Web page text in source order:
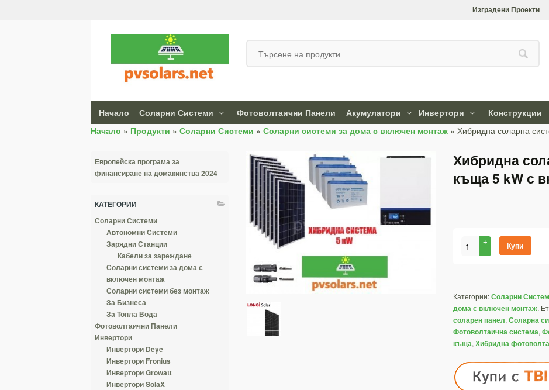
Изградени Проекти
Начало Соларни Системи Фотоволтаични Панели Акумулатори Инвертори Конструкции
Начало » Продукти »Соларни Системи »Соларни системи за дома с включен монтаж »Хибридна соларна
Хибридна
къща 5 kW с
Купи
Категории:Соларни
дома с включен монтаж.
соларен панел,Соларна
Фотоволтаична система,
къща,Хибридна
Европейска програма за
финансиране на домакинства 2024
КАТЕГОРИИ
Соларни Системи
Автономни Системи
Зарядни Станции
Кабели за зареждане
Соларни системи за дома с
включен монтаж
Соларни системи без монтаж
За Бизнеса
За Топла Вода
Фотоволтаични Панели
Инвертори
Инвертори Deye
Инвертори Fronius
Инвертори Growatt
Инвертори SolaX